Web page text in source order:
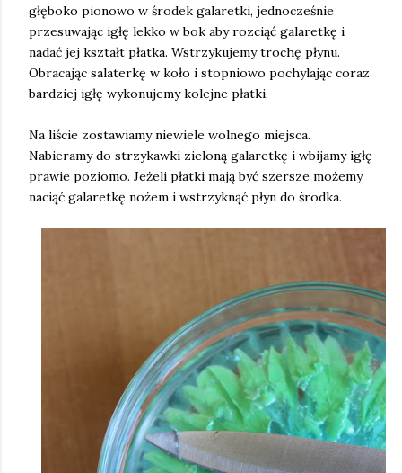
głęboko pionowo w środek galaretki, jednocześnie
przesuwając igłę lekko w bok aby rozciąć galaretkę i
nadać jej kształt płatka. Wstrzykujemy trochę płynu.
Obracając salaterkę w koło i stopniowo pochylając coraz
bardziej igłę wykonujemy kolejne płatki.
Na liście zostawiamy niewiele wolnego miejsca.
Nabieramy do strzykawki zieloną galaretkę i wbijamy igłę
prawie poziomo. Jeżeli płatki mają być szersze możemy
naciąć galaretkę nożem i wstrzyknąć płyn do środka.